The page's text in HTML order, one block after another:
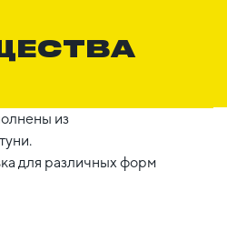
из
для различных форм